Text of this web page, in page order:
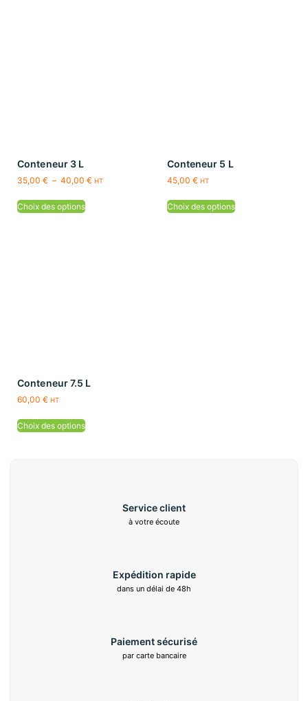
Service client
à votre écoute
Expédition rapide
dans un délai de 48h
Paiement sécurisé
par carte bancaire
Conteneur 3 L
35,00 € – 40,00 € HT
Choix des options
Conteneur 5 L
45,00 € HT
Choix des options
Conteneur 7.5 L
60,00 € HT
Choix des options